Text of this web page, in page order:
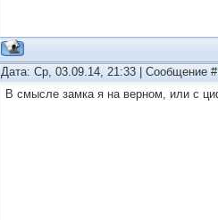
Дата: Ср, 03.09.14, 21:33 | Сообщение #
В смысле замка я на верном, или с